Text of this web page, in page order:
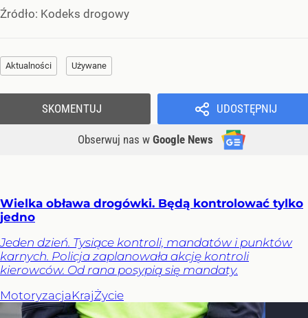
Źródło: Kodeks drogowy
Aktualności Używane
UDOSTĘPNIJ
Obserwuj nas w Google News
SKOMENTUJ
Wielka obława drogówki. Będą kontrolować tylko
jedno
Jeden dzień. Tysiące kontroli, mandatów i punktów
karnych. Policja zaplanowała akcję kontroli
kierowców. Od rana posypią się mandaty.
MotoryzacjaKrajŻycie